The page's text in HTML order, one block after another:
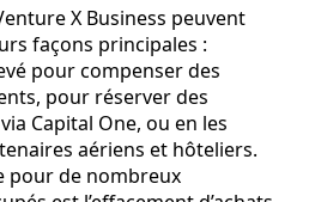
X Business peuvent
façons principales :
pour compenser des
pour réserver des
Capital One, ou en les
aériens et hôteliers.
pour de nombreux